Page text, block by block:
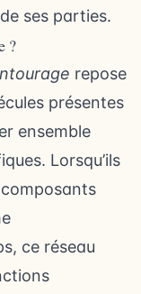
ses parties.
?
repose
présentes
ensemble
Lorsqu’ils
ce réseau